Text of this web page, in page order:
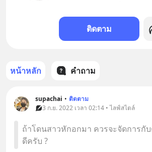
ติดตาม
หน้าหลัก คำถาม
supachai • ติดตาม
3 ก.ย. 2022 เวลา 02:14 • ไลฟ์สไตล์
ถ้าโดนสาวหักอกมา ควรจะจัดการกั
ดีครับ ?